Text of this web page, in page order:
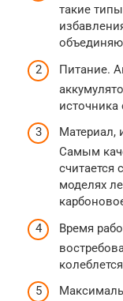
такие
Питание.
Материал,
Самым
считается
моделях
Время